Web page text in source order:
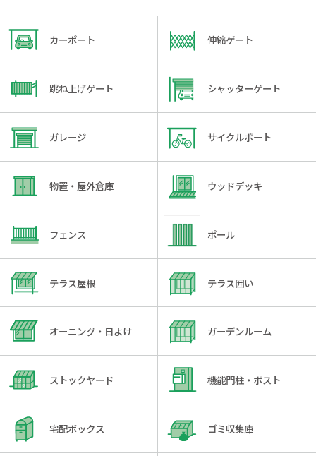
カーポート 伸縮ゲート
跳ね上げゲート シャッターゲート
ガレージ サイクルポート
物置・屋外倉庫 ウッドデッキ
フェンス ポール
テラス屋根 テラス囲い
オーニング・日よけ ガーデンルーム
ストックヤード 機能門柱・ポスト
宅配ボックス ゴミ収集庫